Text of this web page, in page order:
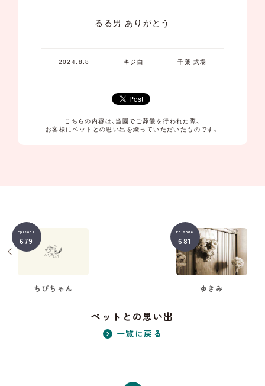
るる男 ありがとう
2024.8.8 キジ白 千葉 式場
こちらの内容は、当園でご葬儀を行われた際、
お客様にペットとの思い出を綴っていただいたものです。
Episode
679
ちびちゃん
ペットとの思い出
一覧に戻る
Episode
681
ゆきみ